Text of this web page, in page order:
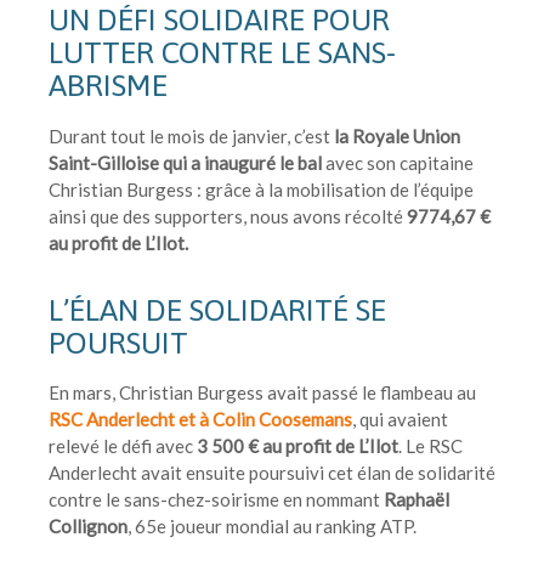
UN DÉFI SOLIDAIRE POUR
LUTTER CONTRE LE SANS-
ABRISME
Durant tout le mois de janvier, c’est la Royale Union
Saint-Gilloise qui a inauguré le balavec son capitaine
Christian Burgess : grâce à la mobilisation de l’équipe
ainsi que des supporters, nous avons récolté9774,67 €
au profit de L’Ilot.
L’ÉLAN DE SOLIDARITÉ SE
POURSUIT
En mars, Christian Burgess avait passé le flambeau au
RSC Anderlecht et à Colin Coosemans, qui avaient
relevé le défi avec 3 500 € au profit de L’Ilot. Le RSC
Anderlecht avait ensuite poursuivi cet élan de solidarité
contre le sans-chez-soirisme en nommant Raphaël
Collignon, 65e joueur mondial au ranking ATP.